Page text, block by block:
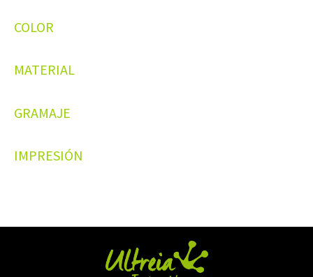
COLOR
MATERIAL
GRAMAJE
IMPRESIÓN